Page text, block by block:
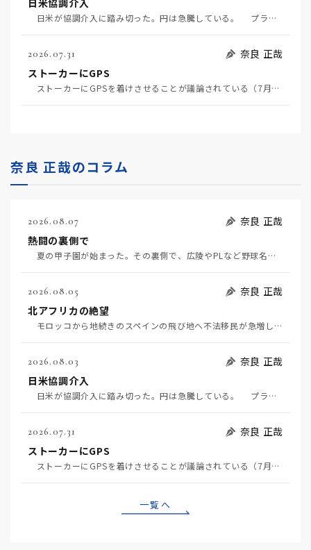
日米協調介入
日米が協調介入に踏み切った。円は急騰している。 プラザ合意以降、協調介入は為替相場の転機になって…
2026.07.31
奈良 正哉
ストーカーにGPS
ストーカーにGPSを着けさせることが議論されている（7月29日日経）。反対派は「ストーカーにも人権…
奈良 正哉のコラム
2026.08.07
奈良 正哉
熱闘の裏側で
夏の甲子園が始まった。その裏側で、広陵やPLなど野球名門校（だった）の不祥事のその後について、「熱…
2026.08.05
奈良 正哉
北アフリカの絶望
モロッコから地続きのスペインの飛び地へ不法移民が急増していて、当地の大問題となっている。「海を泳い…
2026.08.03
奈良 正哉
日米協調介入
日米が協調介入に踏み切った。円は急騰している。 プラザ合意以降、協調介入は為替相場の転機になって…
2026.07.31
奈良 正哉
ストーカーにGPS
ストーカーにGPSを着けさせることが議論されている（7月29日日経）。反対派は「ストーカーにも人権…
一覧へ